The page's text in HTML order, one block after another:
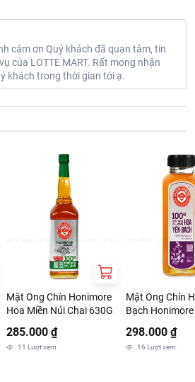
cám ơn Quý khách đã quan tâm, tin
của LOTTE MART. Rất mong nhận
khách trong thời gian tới ạ.
Mật Ong Chín Honimore
Hoa Miền Núi Chai 630G
285.000 ₫
11 Lượt xem
Mật Ong Chín
Bạch
298.000 ₫
16 Lượt xem